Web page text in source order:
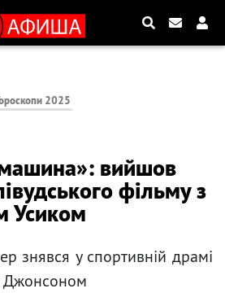
2025
вийшов
фільму з
Усиком
знявся у спортивній драмі
Джонсоном